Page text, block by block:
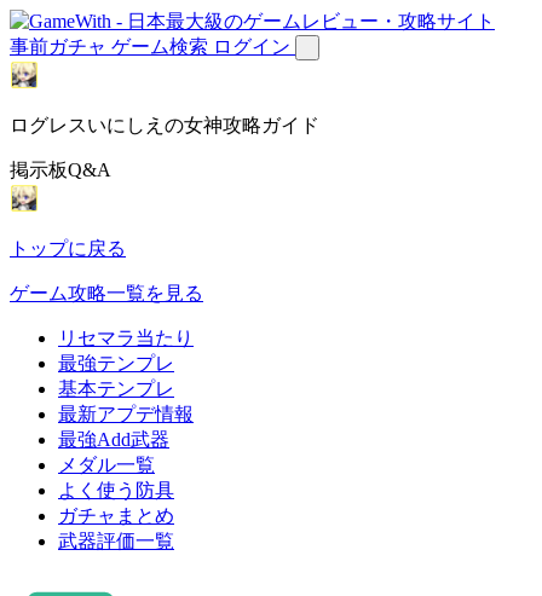
事前ガチャ ゲーム検索 ログイン
ログレスいにしえの女神攻略ガイド
掲示板Q&A
トップに戻る
ゲーム攻略一覧を見る
リセマラ当たり
最強テンプレ
基本テンプレ
最新アプデ情報
最強Add武器
メダル一覧
よく使う防具
ガチャまとめ
武器評価一覧